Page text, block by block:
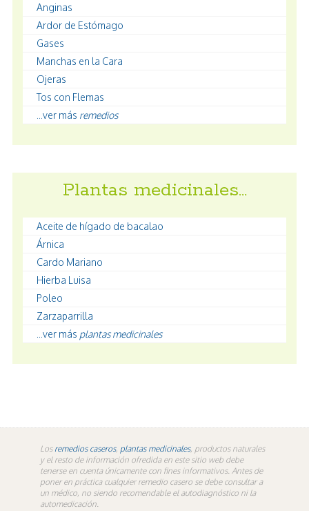
Anginas
Ardor de Estómago
Gases
Manchas en la Cara
Ojeras
Tos con Flemas
...ver más remedios
Plantas medicinales…
Aceite de hígado de bacalao
Árnica
Cardo Mariano
Hierba Luisa
Poleo
Zarzaparrilla
...ver más plantas medicinales
Los remedios caseros, plantas medicinales, productos naturales
y el resto de información ofredida en este sitio web debe
tenerse en cuenta únicamente con fines informativos. Antes de
poner en práctica cualquier remedio casero se debe consultar a
un médico, no siendo recomendable el autodiagnóstico ni la
automedicación.